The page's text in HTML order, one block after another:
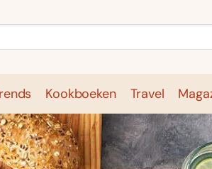
Kookboeken Travel
Ingrediënten Trends Kookboeken